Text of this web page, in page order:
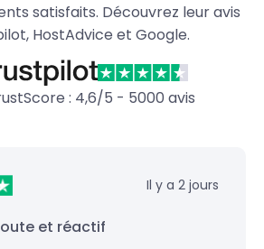
satisfaits. Découvrez leur avis
HostAdvice et Google.
: 4,6/5 - 5000 avis
Il y a 2 jours
et réactif